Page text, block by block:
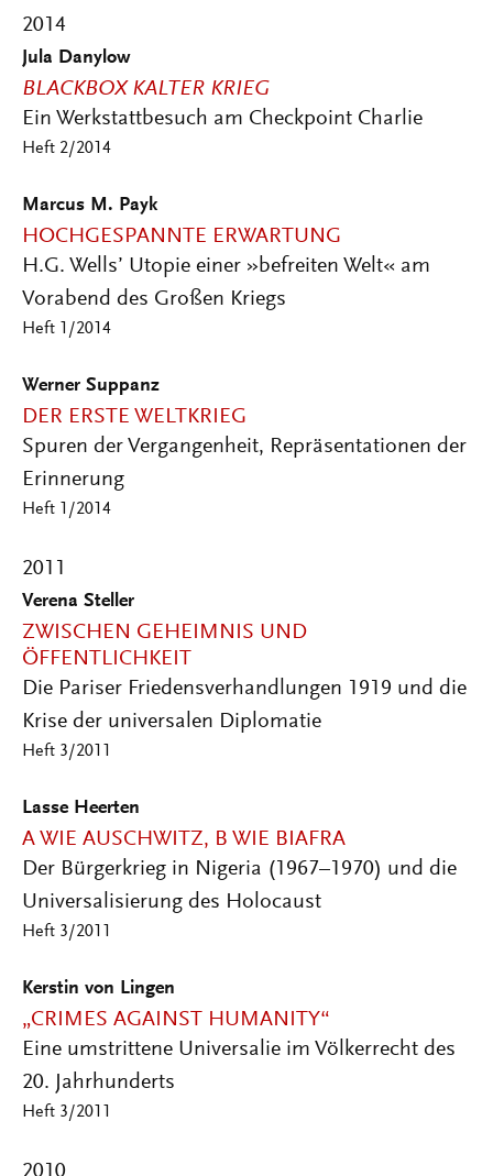
2014
Jula Danylow
BLACKBOX KALTER KRIEG
Ein Werkstattbesuch am Checkpoint Charlie
Heft 2/2014
Marcus M. Payk
HOCHGESPANNTE ERWARTUNG
H.G. Wells’ Utopie einer »befreiten Welt« am
Vorabend des Großen Kriegs
Heft 1/2014
Werner Suppanz
DER ERSTE WELTKRIEG
Spuren der Vergangenheit, Repräsentationen der
Erinnerung
Heft 1/2014
2011
Verena Steller
ZWISCHEN GEHEIMNIS UND
ÖFFENTLICHKEIT
Die Pariser Friedensverhandlungen 1919 und die
Krise der universalen Diplomatie
Heft 3/2011
Lasse Heerten
A WIE AUSCHWITZ, B WIE BIAFRA
Der Bürgerkrieg in Nigeria (1967–1970) und die
Universalisierung des Holocaust
Heft 3/2011
Kerstin von Lingen
„CRIMES AGAINST HUMANITY“
Eine umstrittene Universalie im Völkerrecht des
20. Jahrhunderts
Heft 3/2011
2010